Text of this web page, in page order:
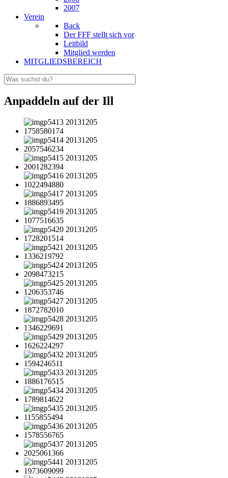
2007
Verein
Back
Der FFF stellt sich vor
Leitbild
Mitglied werden
MITGLIEDSBEREICH
Anpaddeln auf der Ill